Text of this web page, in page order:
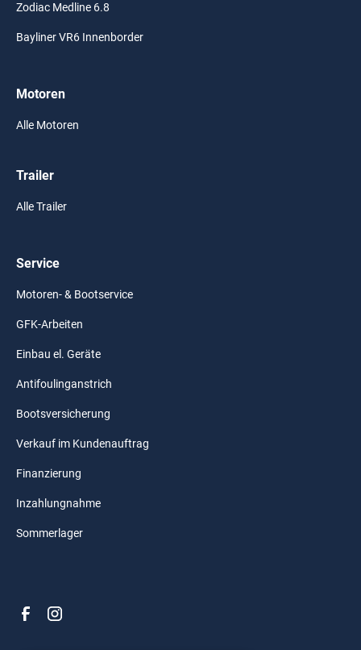
Zodiac Medline 6.8
Bayliner VR6 Innenborder
Motoren
Alle Motoren
Trailer
Alle Trailer
Service
Motoren- & Bootservice
GFK-Arbeiten
Einbau el. Geräte
Antifoulinganstrich
Bootsversicherung
Verkauf im Kundenauftrag
Finanzierung
Inzahlungnahme
Sommerlager